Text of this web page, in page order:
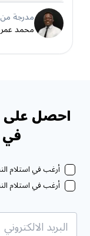
مدرجة
محمد عمر
احصل على
في
أرغب في استلام
أرغب في استلام